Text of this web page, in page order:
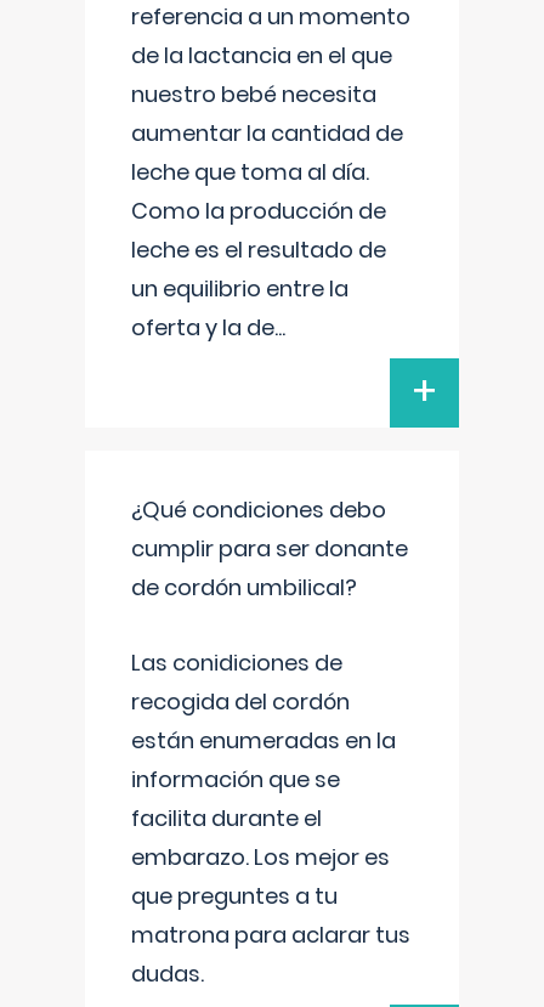
referencia a un momento
de la lactancia en el que
nuestro bebé necesita
aumentar la cantidad de
leche que toma al día.
Como la producción de
leche es el resultado de
un equilibrio entre la
oferta y la de...
+
¿Qué condiciones debo
cumplir para ser donante
de cordón umbilical?
Las conidiciones de
recogida del cordón
están enumeradas en la
información que se
facilita durante el
embarazo. Los mejor es
que preguntes a tu
matrona para aclarar tus
dudas.